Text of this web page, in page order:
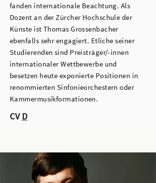
fanden internationale Beachtung. Als
Dozent an der Zürcher Hochschule der
Künste ist Thomas Grossenbacher
ebenfalls sehr engagiert. Etliche seiner
Studierenden sind Preisträger/-innen
internationaler Wettbewerbe und
besetzen heute exponierte Positionen in
renommierten Sinfonieorchestern oder
Kammermusikformationen.
CV D